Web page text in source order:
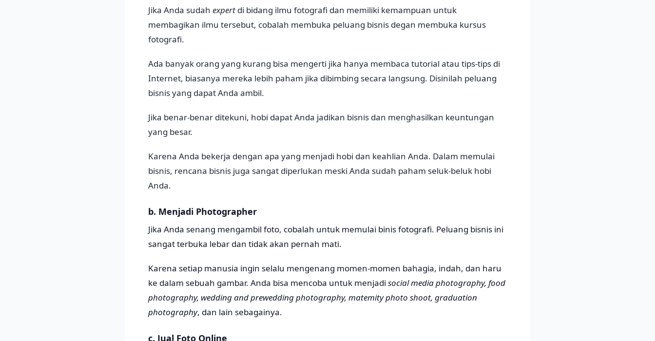
Jika Anda sudah expert di bidang ilmu fotografi dan memiliki kemampuan untuk
membagikan ilmu tersebut, cobalah membuka peluang bisnis degan membuka kursus
fotografi.
Ada banyak orang yang kurang bisa mengerti jika hanya membaca tutorial atau tips-tips di
Internet, biasanya mereka lebih paham jika dibimbing secara langsung. Disinilah peluang
bisnis yang dapat Anda ambil.
Jika benar-benar ditekuni, hobi dapat Anda jadikan bisnis dan menghasilkan keuntungan
yang besar.
Karena Anda bekerja dengan apa yang menjadi hobi dan keahlian Anda. Dalam memulai
bisnis, rencana bisnis juga sangat diperlukan meski Anda sudah paham seluk-beluk hobi
Anda.
b. Menjadi Photographer
Jika Anda senang mengambil foto, cobalah untuk memulai binis fotografi. Peluang bisnis ini
sangat terbuka lebar dan tidak akan pernah mati.
Karena setiap manusia ingin selalu mengenang momen-momen bahagia, indah, dan haru
ke dalam sebuah gambar. Anda bisa mencoba untuk menjadi social media photography, food
photography, wedding and prewedding photography, matemity photo shoot, graduation
photography, dan lain sebagainya.
c. Jual Foto Online